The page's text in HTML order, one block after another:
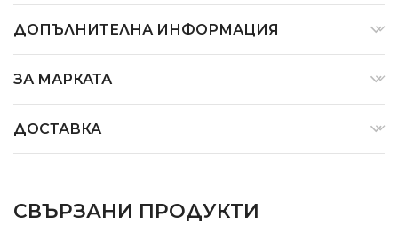
ДОПЪЛНИТЕЛНА ИНФОРМАЦИЯ
ЗА МАРКАТА
ДОСТАВКА
СВЪРЗАНИ ПРОДУКТИ